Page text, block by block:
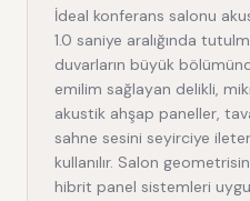
İdeal konferans salonu
1.0 saniye aralığında
duvarların büyük
emilim sağlayan delikli,
akustik ahşap paneller,
sahne sesini seyirciye
kullanılır. Salon
hibrit panel sistemleri